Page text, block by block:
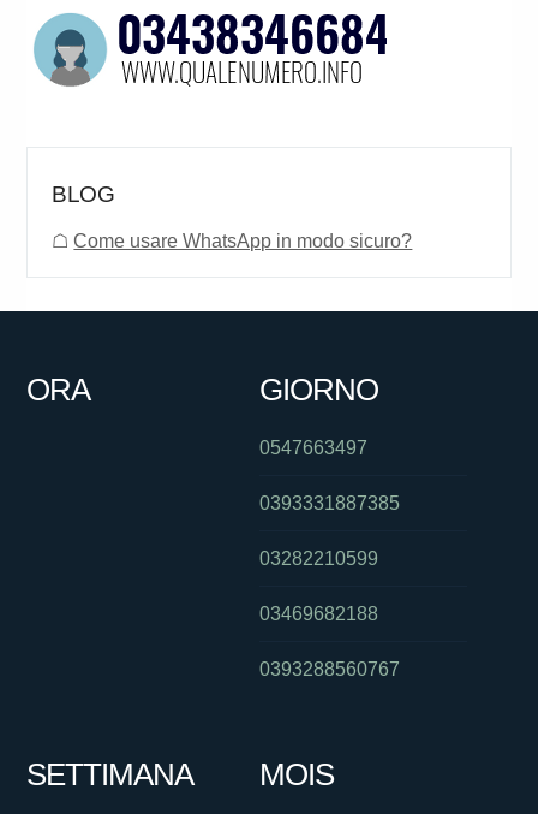
BLOG
☖Come usare WhatsApp in modo sicuro?
ORA GIORNO
0547663497
0393331887385
03282210599
03469682188
0393288560767
SETTIMANA MOIS